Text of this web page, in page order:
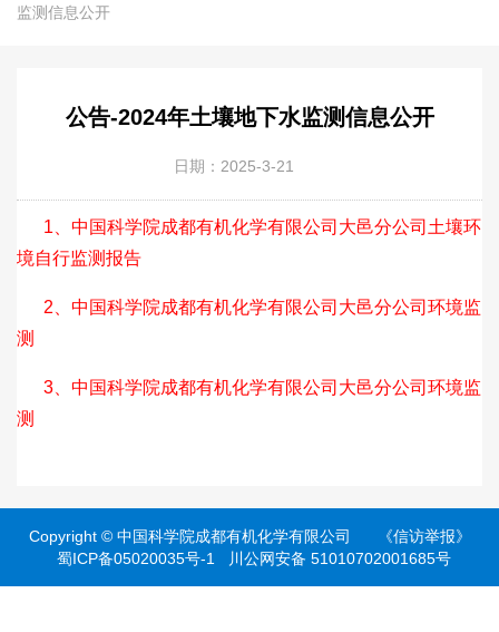
监测信息公开
公告-2024年土壤地下水监测信息公开
日期：2025-3-21
1、中国科学院成都有机化学有限公司大邑分公司土壤环
境自行监测报告
2、中国科学院成都有机化学有限公司大邑分公司环境监
测
3、中国科学院成都有机化学有限公司大邑分公司环境监
测
Copyright © 中国科学院成都有机化学有限公司
《信访举报》
蜀ICP备05020035号-1
川公网安备 51010702001685号